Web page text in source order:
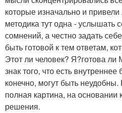
которые изначально и
методика тут одна - услышать
сомнений, а честно задать
быть готовой к тем ответам,
Этот ли человек? Я?готова
знак того, что есть
конечно, могут быть неудобны.
полная картина, на
решения.